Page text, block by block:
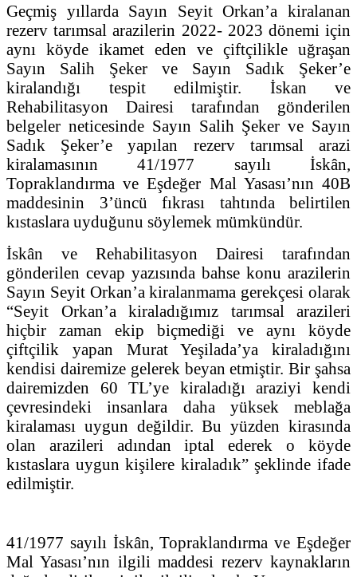
Geçmiş yıllarda Sayın Seyit Orkan’a kiralanan
rezerv tarımsal arazilerin 2022- 2023 dönemi için
aynı köyde ikamet eden ve çiftçilikle uğraşan
Sayın Salih Şeker ve Sayın Sadık Şeker’e
kiralandığı tespit edilmiştir. İskan ve
Rehabilitasyon Dairesi tarafından gönderilen
belgeler neticesinde Sayın Salih Şeker ve Sayın
Sadık Şeker’e yapılan rezerv tarımsal arazi
kiralamasının 41/1977 sayılı İskân,
Topraklandırma ve Eşdeğer Mal Yasası’nın 40B
maddesinin 3’üncü fıkrası tahtında belirtilen
kıstaslara uyduğunu söylemek mümkündür.
İskân ve Rehabilitasyon Dairesi tarafından
gönderilen cevap yazısında bahse konu arazilerin
Sayın Seyit Orkan’a kiralanmama gerekçesi olarak
“Seyit Orkan’a kiraladığımız tarımsal arazileri
hiçbir zaman ekip biçmediği ve aynı köyde
çiftçilik yapan Murat Yeşilada’ya kiraladığını
kendisi dairemize gelerek beyan etmiştir. Bir şahsa
dairemizden 60 TL’ye kiraladığı araziyi kendi
çevresindeki insanlara daha yüksek meblağa
kiralaması uygun değildir. Bu yüzden kirasında
olan arazileri adından iptal ederek o köyde
kıstaslara uygun kişilere kiraladık” şeklinde ifade
edilmiştir.
41/1977 sayılı İskân, Topraklandırma ve Eşdeğer
Mal Yasası’nın ilgili maddesi rezerv kaynakların